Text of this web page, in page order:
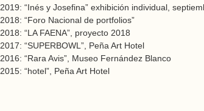
2019: “Inés y Josefina” exhibición individual,
2018: “Foro Nacional de portfolios”
2018: “LA FAENA”, proyecto 2018
2017: “SUPERBOWL”, Peña Art Hotel
2016: “Rara Avis”, Museo Fernández Blanco
2015: “hotel”, Peña Art Hotel